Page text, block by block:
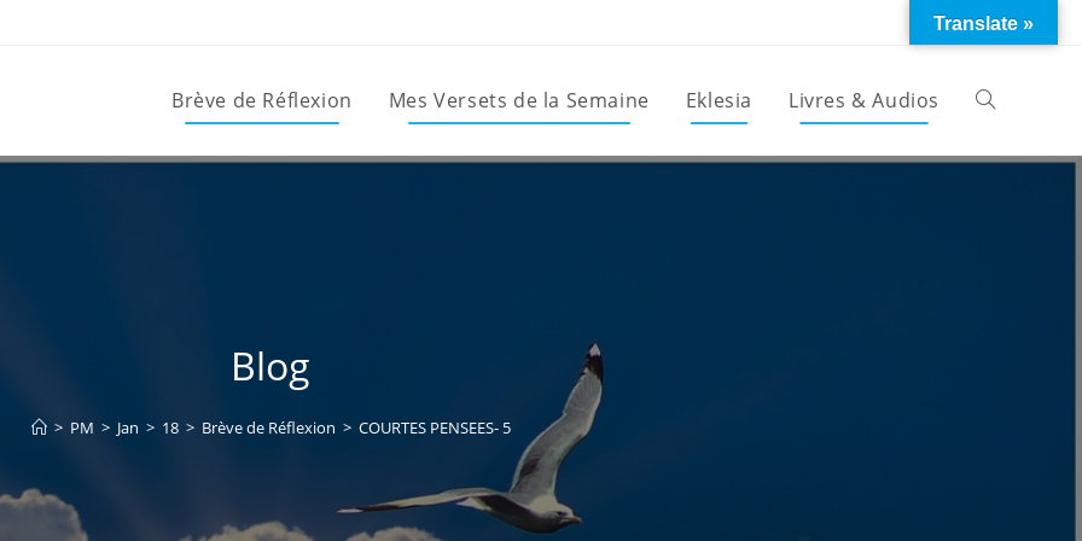
Brève de Réflexion Mes Versets de la Semaine Eklesia Livres & Audios Toggle
Blog
> PM > Jan > 18 > Brève de Réflexion > COURTES PENSEES- 5
Translate »